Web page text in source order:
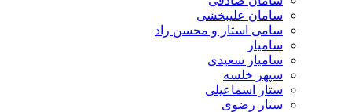
سامان علیبخشی
سامی استار و محسن راد
سامیار
سامیار سعیدی
سپهر خلسه
ستار اسماعیلی
ستار رضوی